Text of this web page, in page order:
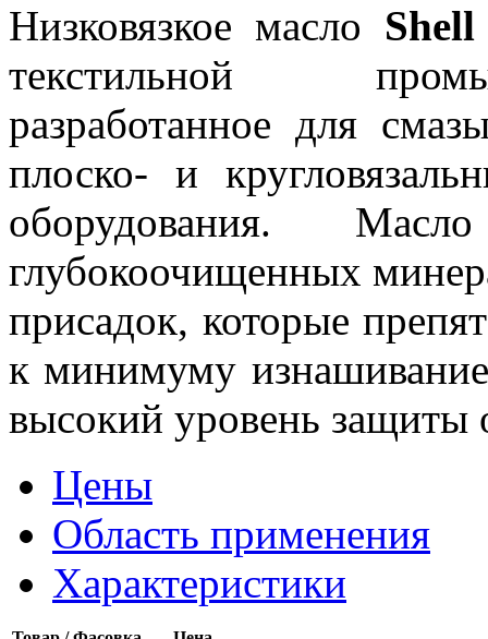
Низковязкое масло
текстильной
разработанное для
плоско- и
оборудования.
глубокоочищенных
присадок, которые
к минимуму
высокий уровень защиты
Цены
Область применения
Характеристики